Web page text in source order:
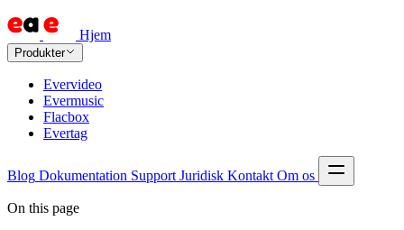
Hjem
Produkter
Evervideo
Evermusic
Flacbox
Evertag
Blog Dokumentation Support Juridisk Kontakt Om os
On this page